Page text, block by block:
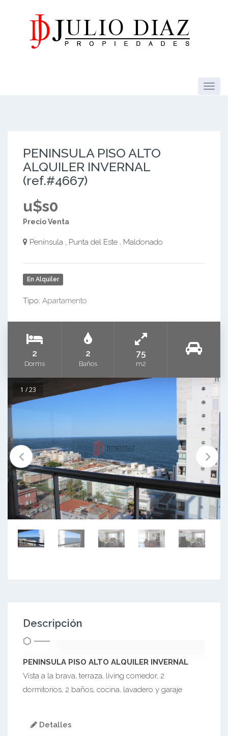
PENINSULA PISO ALTO
ALQUILER INVERNAL
(ref.#4667)
u$s0
Precio Venta
Península , Punta del Este , Maldonado
En Alquiler
Tipo: Apartamento
2
Dorms
2
Baños
75
m2
1 / 23
Descripción
PENINSULA PISO ALTO ALQUILER INVERNAL
Vista a la brava, terraza, living comedor, 2
dormitorios, 2 baños, cocina, lavadero y garaje
Detalles